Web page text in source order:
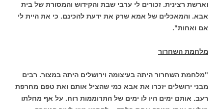
וארשת רצינית. זכורים לי ערבי שבת והקידוש והמסורת של בית
אבא. והמאכלים של אמא שרק את ידעת להכינם. כי את היית לי
אם ואחות".
מלחמת השחרור
"מלחמת השחרור היתה בעיצומה וירושלים היתה במצור. רבים
מבני ירושלים יזכרו את אבא כמי שהציל אותם ואת טפם מחרפת
רעב. אותם ימים היו לו ימים של התרוממות רוח. על אף מחלתו